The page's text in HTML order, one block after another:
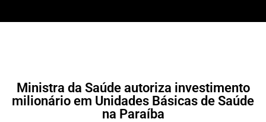
Ministra da Saúde autoriza investimento
milionário em Unidades Básicas de Saúde
na Paraíba